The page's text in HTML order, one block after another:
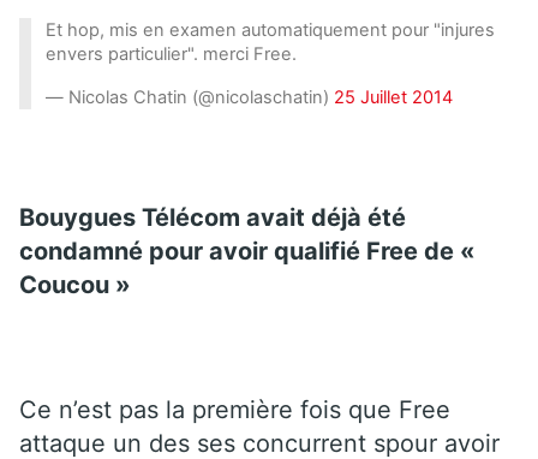
Et hop, mis en examen automatiquement pour "injures
envers particulier". merci Free.
— Nicolas Chatin (@nicolaschatin) 25 Juillet 2014
Bouygues Télécom avait déjà été
condamné pour avoir qualifié Free de «
Coucou »
Ce n’est pas la première fois que Free
attaque un des ses concurrent spour avoir